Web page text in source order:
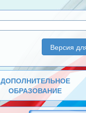
Версия
ДОПОЛНИТЕЛЬНОЕ
ОБРАЗОВАНИЕ